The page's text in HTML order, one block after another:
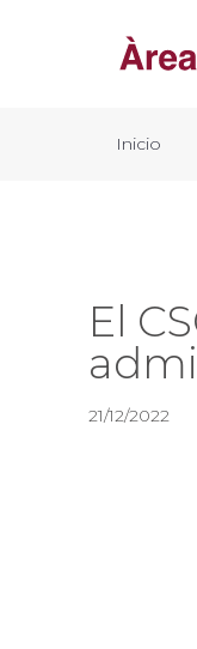
Inicio
El
21/12/2022